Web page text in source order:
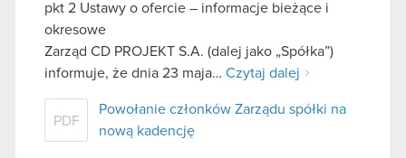
pkt 2 Ustawy o ofercie – informacje bieżące i
okresowe
Zarząd CD PROJEKT S.A. (dalej jako „Spółka”)
informuje, że dnia 23 maja… Czytaj dalej
PDF
Powołanie członków Zarządu spółki na
nową kadencję